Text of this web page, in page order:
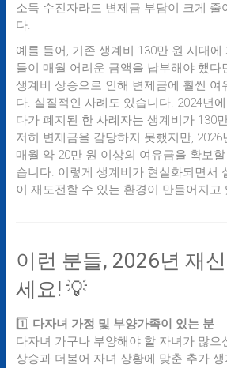
소득 수진자라도 변제금 부담이 크게 줄
다.
예를 들어, 기존 생계비 130만 원 시대
들이 매월 어려운 금액을 납부해야 했다
생계비 상승으로 인해 변제금에 훨씬 여
다. 실질적인 사례도 있습니다. 2024년
다가 폐지된 한 사례자는 생계비가 130
저히 변제금을 감당하지 못했지만,
매월 약 20만 원 이상의 여유금을 확보
습니다. 이렇게 생계비가 현실화되면서
이 재도전할 수 있는 환경이 만들어지고
이런 분들, 2026년 재
세요! 💡
1️⃣ 다자녀 가정 및 부양가족이 있는 분
다자녀 가구나 부양해야 할 자녀가 많으
상승과 더불어 자녀 상황에 맞춘 추가